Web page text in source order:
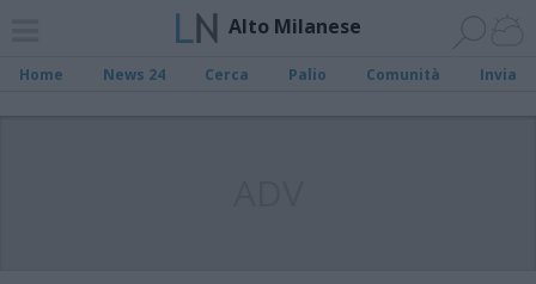
Alto Milanese
Home News 24 Cerca Palio Comunità Invia